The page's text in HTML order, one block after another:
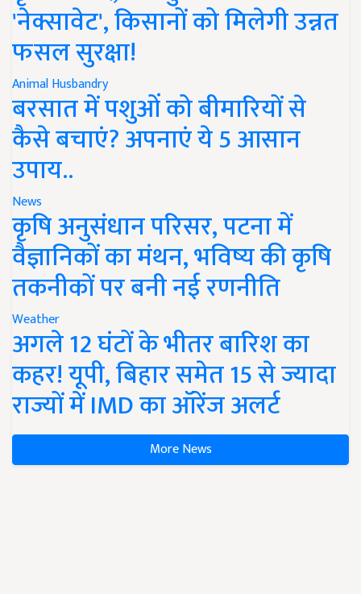
'नेक्सावेट', किसानों को मिलेगी उन्नत
फसल सुरक्षा!
Animal Husbandry
बरसात में पशुओं को बीमारियों से
कैसे बचाएं? अपनाएं ये 5 आसान
उपाय..
News
कृषि अनुसंधान परिसर, पटना में
वैज्ञानिकों का मंथन, भविष्य की कृषि
तकनीकों पर बनी नई रणनीति
Weather
अगले 12 घंटों के भीतर बारिश का
कहर! यूपी, बिहार समेत 15 से ज्यादा
राज्यों में IMD का ऑरेंज अलर्ट
More News